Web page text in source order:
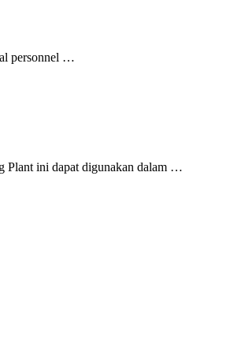
personnel …
Plant ini dapat digunakan dalam …